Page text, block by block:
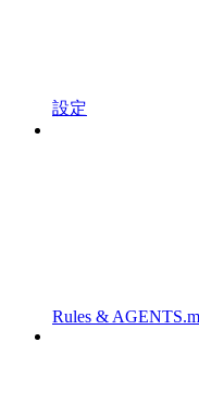
設定
Rules &